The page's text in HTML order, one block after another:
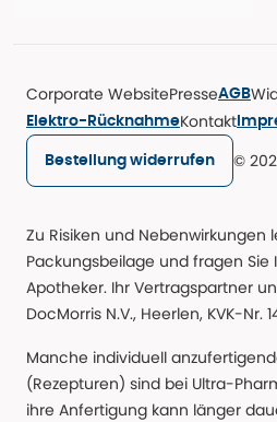
Corporate WebsitePresseAGB
Elektro-RücknahmeKontakt
Bestellung widerrufen ©
Zu Risiken und Nebenwirkungen
Packungsbeilage und fragen Sie
Apotheker. Ihr Vertragspartner
DocMorris N.V., Heerlen, KVK-Nr.
Manche individuell
(Rezepturen) sind bei Ultra-
ihre Anfertigung kann länger